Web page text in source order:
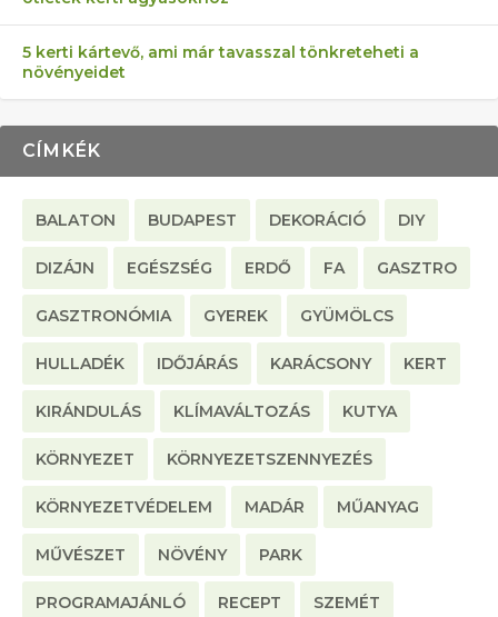
5 kerti kártevő, ami már tavasszal tönkreteheti a
növényeidet
CÍMKÉK
BALATON BUDAPEST DEKORÁCIÓ DIY
DIZÁJN EGÉSZSÉG ERDŐ FA GASZTRO
GASZTRONÓMIA GYEREK GYÜMÖLCS
HULLADÉK IDŐJÁRÁS KARÁCSONY KERT
KIRÁNDULÁS KLÍMAVÁLTOZÁS KUTYA
KÖRNYEZET KÖRNYEZETSZENNYEZÉS
KÖRNYEZETVÉDELEM MADÁR MŰANYAG
MŰVÉSZET NÖVÉNY PARK
PROGRAMAJÁNLÓ RECEPT SZEMÉT